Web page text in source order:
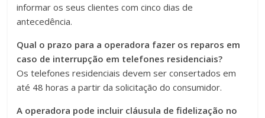
informar os seus clientes com cinco dias de
antecedência.
Qual o prazo para a operadora fazer os reparos em
caso de interrupção em telefones residenciais?
Os telefones residenciais devem ser consertados em
até 48 horas a partir da solicitação do consumidor.
A operadora pode incluir cláusula de fidelização no